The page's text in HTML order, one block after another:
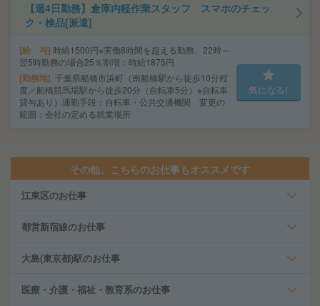
【週4日勤務】倉庫内軽作業スタッフ スマホのチェッ
ク・検品[派遣]
給 与 時給1500円※実働8時間を超える勤務、22時～
翌5時勤務の場合25％割増：時給1875円
勤務地 千葉県船橋市浜町（南船橋駅から徒歩10分程
度／船橋競馬場駅から徒歩20分（自転車5分）※自転車
貸与あり）通勤手段：自転車・公共交通機関 変更の
範囲：会社の定める就業場所
気になる!
その他、こちらのお仕事もオススメです
江東区のお仕事
都営新宿線のお仕事
大島(東京都)駅のお仕事
医療・介護・福祉・教育系のお仕事